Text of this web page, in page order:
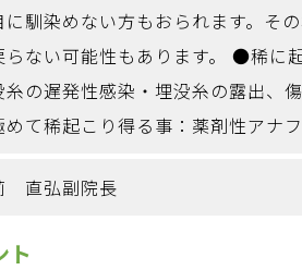
に馴染めない方もおられます。そ
らない可能性もあります。 ●稀に
糸の遅発性感染・埋没糸の露出、
て稀起こり得る事：薬剤性アナ
直弘副院長
ト